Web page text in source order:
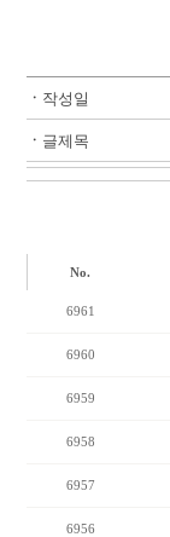
ㆍ 작성일
ㆍ 글제목
No.
6961
6960
6959
6958
6957
6956